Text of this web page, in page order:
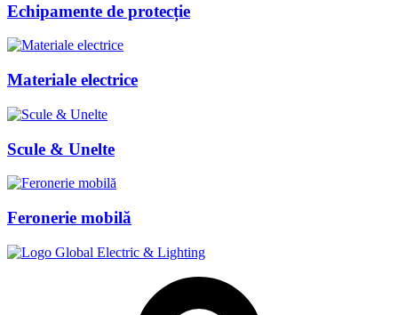
Echipamente de protecție
Materiale electrice
Scule & Unelte
Feronerie mobilă